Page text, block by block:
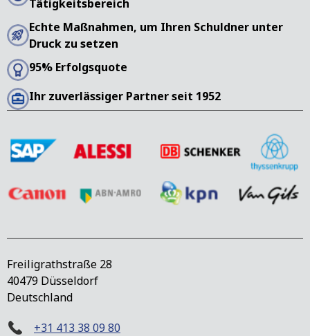
Tätigkeitsbereich
Echte Maßnahmen, um Ihren Schuldner unter
Druck zu setzen
95% Erfolgsquote
Ihr zuverlässiger Partner seit 1952
Freiligrathstraße 28
40479 Düsseldorf
Deutschland
+31 413 38 09 80